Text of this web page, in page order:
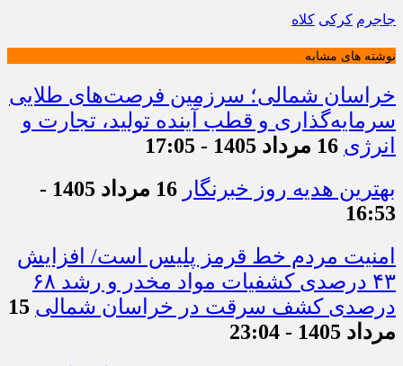
جاجرم کرکی کلاه
نوشته های مشابه
خراسان شمالی؛ سرزمین فرصت‌های طلایی
سرمایه‌گذاری و قطب آینده تولید، تجارت و
انرژی 16 مرداد 1405 - 17:05
بهترین هدیه روز خبرنگار
16 مرداد 1405 -
16:53
امنیت مردم خط قرمز پلیس است/ افزایش
۴۳ درصدی کشفیات مواد مخدر و رشد ۶۸
درصدی کشف سرقت در خراسان شمالی 15
مرداد 1405 - 23:04